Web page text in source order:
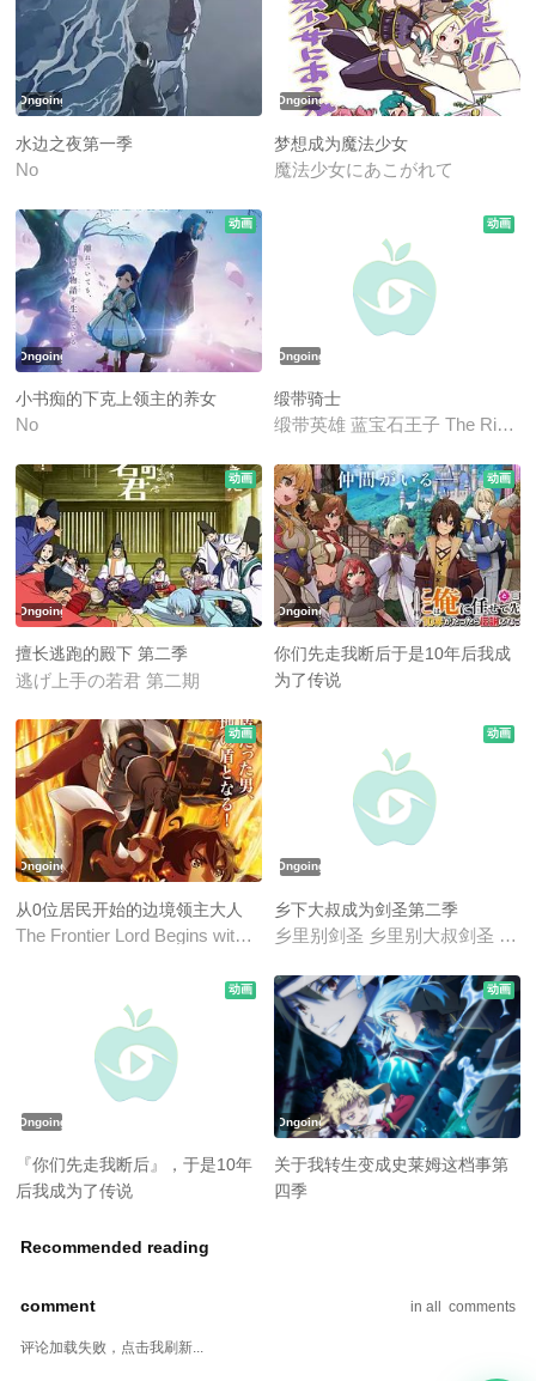
Ongoing
水边之夜第一季
No
Ongoing
梦想成为魔法少女
魔法少女にあこがれて
动画
Ongoing
小书痴的下克上领主的养女
No
动画
Ongoing
缎带骑士
缎带英雄 蓝宝石王子 The
动画
Ongoing
擅长逃跑的殿下 第二季
逃げ上手の若君 第二期
动画
Ongoing
你们先走我断后于是10年后我成
为了传说
动画
Ongoing
从0位居民开始的边境领主大人
The Frontier Lord Begins with Zero Subjects
动画
Ongoing
乡下大叔成为剑圣第二季
乡里别剑圣 乡里别大叔剑圣 片
动画
Ongoing
『你们先走我断后』，于是10年
后我成为了传说
动画
Ongoing
关于我转生变成史莱姆这档事第
四季
Recommended reading
in all comments
comment
评论加载失败，点击我刷新...